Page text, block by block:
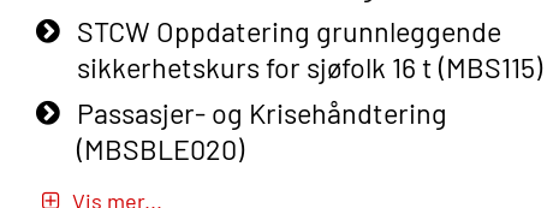
STCW Oppdatering grunnleggende
sikkerhetskurs for sjøfolk 16 t (MBS115)
Passasjer- og Krisehåndtering
(MBSBLE020)
Passasjer- og Krisehåndtering
Vis mer...